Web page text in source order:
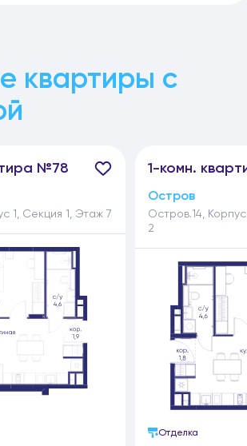
квартиры с
№78
1, Секция 1, Этаж 7
1-комн.
Остров
Остров.14,
2
Отделка